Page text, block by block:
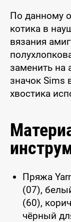
По данному
котика в
вязания
заменить на
значок Sims
хвостика
Пряжа
(07),
(60),
чёрный